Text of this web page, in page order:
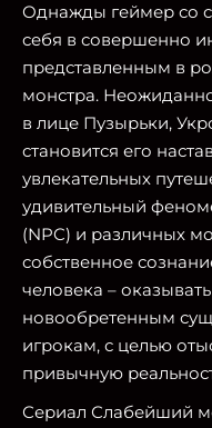
Однажды геймер со
себя в совершенно
представленным в
монстра.
в лице Пузырьки,
становится его
увлекательных
удивительный
(NPC) и различных
собственное
человека –
новообретенным
игрокам, с целью
привычную
Сериал Слабейший